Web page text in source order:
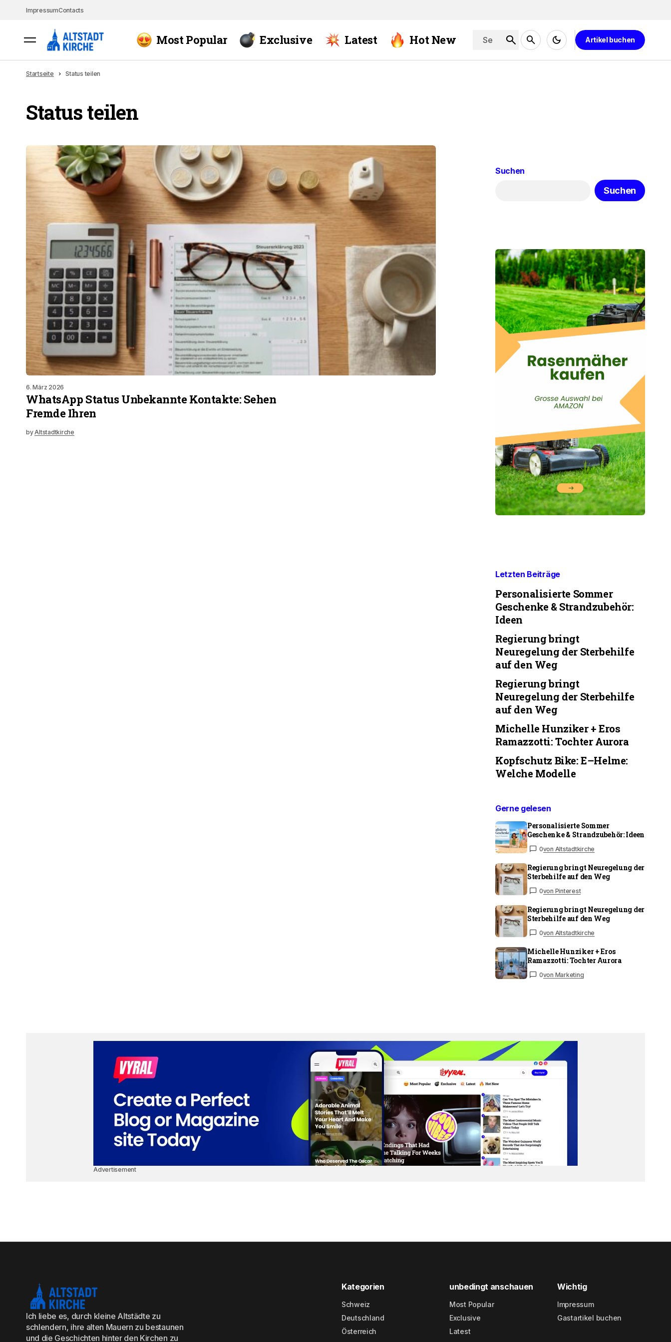
ImpressumContacts
Most Popular Exclusive Latest Hot New Artikel buchen
Startseite Status teilen
Status teilen
6. März 2026
WhatsApp Status Unbekannte Kontakte: Sehen
Fremde Ihren
byAltstadtkirche
Suchen
Suchen
Letzten Beiträge
Personalisierte Sommer
Geschenke & Strandzubehör:
Ideen
Regierung bringt
Neuregelung der Sterbehilfe
auf den Weg
Regierung bringt
Neuregelung der Sterbehilfe
auf den Weg
Michelle Hunziker + Eros
Ramazzotti: Tochter Aurora
Kopfschutz Bike: E–Helme:
Welche Modelle
Gerne gelesen
Personalisierte Sommer
Geschenke & Strandzubehör: Ideen
0von Altstadtkirche
Regierung bringt Neuregelung der
Sterbehilfe auf den Weg
0von Pinterest
Regierung bringt Neuregelung der
Sterbehilfe auf den Weg
0von Altstadtkirche
Michelle Hunziker + Eros
Ramazzotti: Tochter Aurora
0von Marketing
Advertisement
Ich liebe es, durch kleine Altstädte zu
schlendern, ihre alten Mauern zu bestaunen
und die Geschichten hinter den Kirchen zu
Kategorien
Schweiz
Deutschland
Österreich
unbedingt anschauen
Most Popular
Exclusive
Latest
Wichtig
Impressum
Gastartikel buchen